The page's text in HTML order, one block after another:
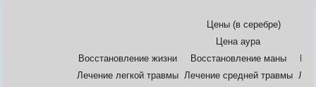
Карта подземки
Количество сырья на
Цены (в серебре)
Цена аура
Восстановление жизни
Восстановление маны
Лечение легкой травмы Лечение средней травмы